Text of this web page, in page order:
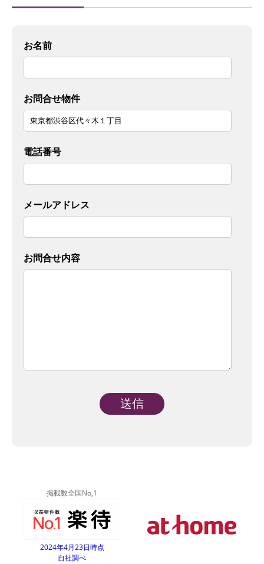
お名前
お問合せ物件
電話番号
メールアドレス
お問合せ内容
掲載数全国No,1
2024年4月23日時点
自社調べ